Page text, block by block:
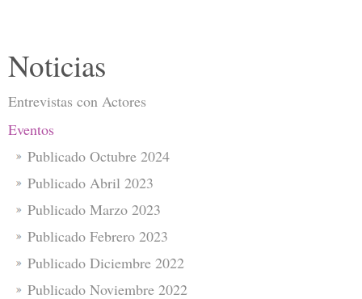
Noticias
Entrevistas con Actores
Eventos
Publicado Octubre 2024
Publicado Abril 2023
Publicado Marzo 2023
Publicado Febrero 2023
Publicado Diciembre 2022
Publicado Noviembre 2022